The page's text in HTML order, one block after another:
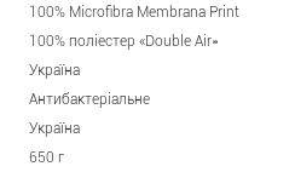
100% Microfibra Membrana Print
100% поліестер «Double Air»
Україна
Антибактеріальне
Україна
650 г